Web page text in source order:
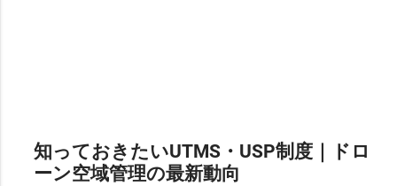
知っておきたいUTMS・USP制度｜ドロ
ーン空域管理の最新動向